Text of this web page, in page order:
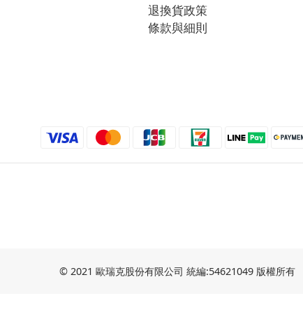
退換貨政策
條款與細則
© 2021 歐瑞克股份有限公司 統編:54621049 版權所有